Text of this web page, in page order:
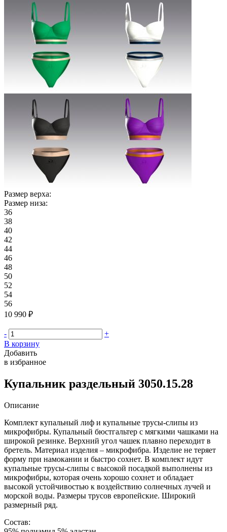
Размер верха:
Размер низа:
36
38
40
42
44
46
48
50
52
54
56
10 990 ₽
-
+
В корзину
Добавить
в избранное
Купальник раздельный 3050.15.28
Описание
Комплект купальный лиф и купальные трусы-слипы из
микрофибры. Купальный бюстгальтер с мягкими чашками на
широкой резинке. Верхний угол чашек плавно переходит в
бретель. Материал изделия – микрофибра. Изделие не теряет
форму при намокании и быстро сохнет. В комплект идут
купальные трусы-слипы с высокой посадкой выполнены из
микрофибры, которая очень хорошо сохнет и обладает
высокой устойчивостью к воздействию солнечных лучей и
морской воды. Размеры трусов европейские. Широкий
размерный ряд.
Состав: